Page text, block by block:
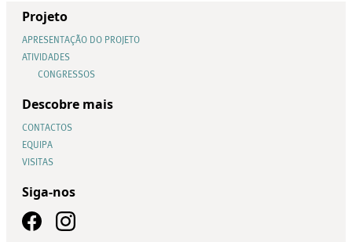
Projeto
APRESENTAÇÃO DO PROJETO
ATIVIDADES
CONGRESSOS
Descobre mais
CONTACTOS
EQUIPA
VISITAS
Siga-nos